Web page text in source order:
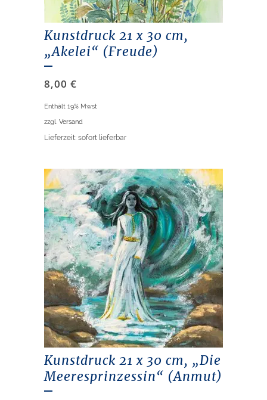
Kunstdruck 21 x 30 cm,
„Akelei“ (Freude)
8,00 €
Enthält 19% Mwst
zzgl. Versand
Lieferzeit: sofort lieferbar
Kunstdruck 21 x 30 cm, „Die
Meeresprinzessin“ (Anmut)